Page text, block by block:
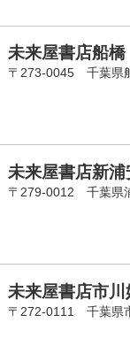
未来屋書店船橋
〒273-0045 千葉県
未来屋書店新浦
〒279-0012 千葉県
未来屋書店市川
〒272-0111 千葉県